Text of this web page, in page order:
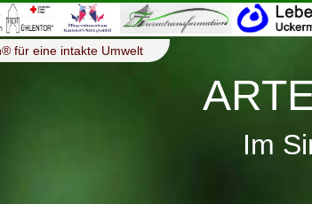
für eine intakte Umwelt
Im